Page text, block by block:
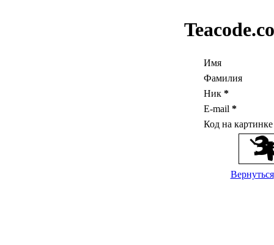
Имя
Фамилия
Ник *
E-mail *
Код на
Вернуться